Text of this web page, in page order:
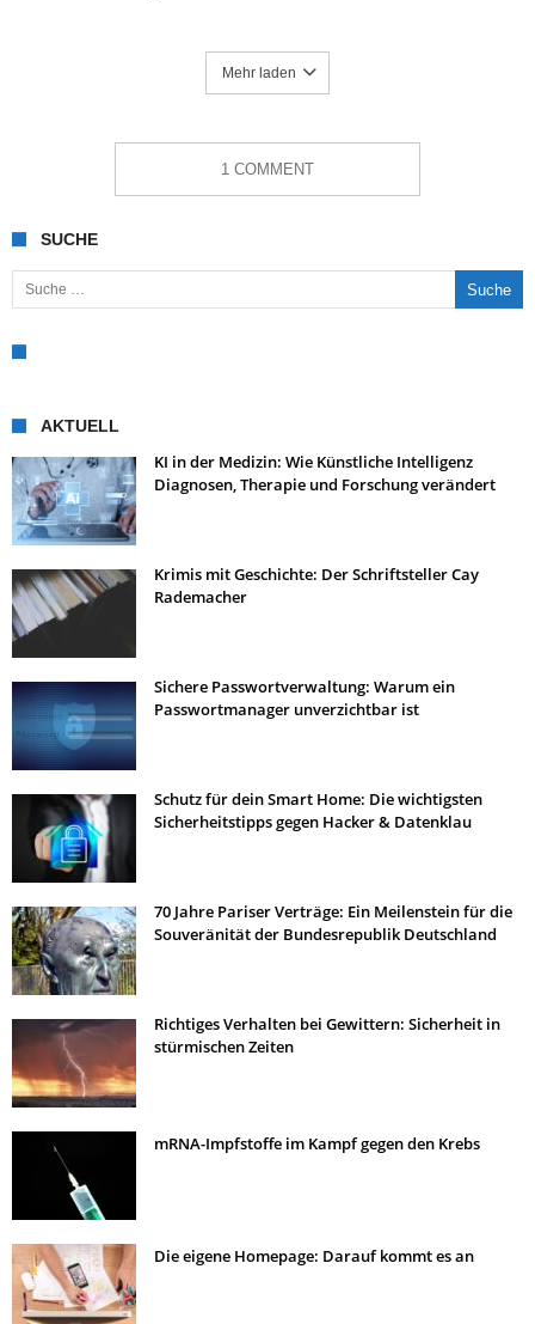
Mehr laden
1 COMMENT
SUCHE
Suche nach:
AKTUELL
KI in der Medizin: Wie Künstliche Intelligenz
Diagnosen, Therapie und Forschung verändert
Krimis mit Geschichte: Der Schriftsteller Cay
Rademacher
Sichere Passwortverwaltung: Warum ein
Passwortmanager unverzichtbar ist
Schutz für dein Smart Home: Die wichtigsten
Sicherheitstipps gegen Hacker & Datenklau
70 Jahre Pariser Verträge: Ein Meilenstein für die
Souveränität der Bundesrepublik Deutschland
Richtiges Verhalten bei Gewittern: Sicherheit in
stürmischen Zeiten
mRNA-Impfstoffe im Kampf gegen den Krebs
Die eigene Homepage: Darauf kommt es an